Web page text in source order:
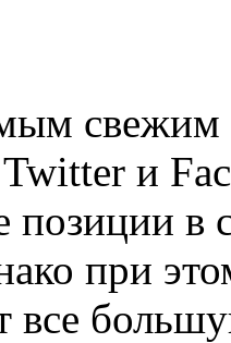
свежим
Twitter и
в
при
все